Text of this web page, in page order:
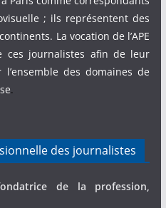
; ils représentent des
La vocation de l’APE
journalistes afin de leur
des domaines de
.
des journalistes
de la profession,